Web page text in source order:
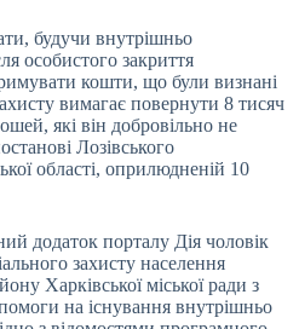
будучи внутрішньо
особистого закриття
кошти, що були визнані
вимагає повернути 8 тисяч
які він добровільно не
Лозівського
області, оприлюдненій 10
додаток порталу Дія чоловік
захисту населення
Харківської міської ради з
на існування внутрішньо